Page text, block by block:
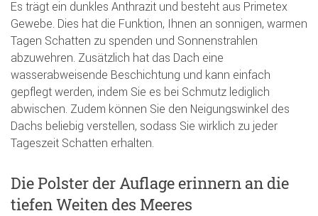
Es trägt ein dunkles Anthrazit und besteht aus Primetex
Gewebe. Dies hat die Funktion, Ihnen an sonnigen, warmen
Tagen Schatten zu spenden und Sonnenstrahlen
abzuwehren. Zusätzlich hat das Dach eine
wasserabweisende Beschichtung und kann einfach
gepflegt werden, indem Sie es bei Schmutz lediglich
abwischen. Zudem können Sie den Neigungswinkel des
Dachs beliebig verstellen, sodass Sie wirklich zu jeder
Tageszeit Schatten erhalten.
Die Polster der Auflage erinnern an die
tiefen Weiten des Meeres